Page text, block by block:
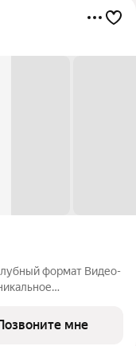
формат Видео-
уголок 3.
1
мне